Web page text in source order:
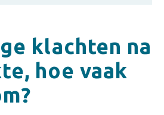
klachten na
hoe vaak